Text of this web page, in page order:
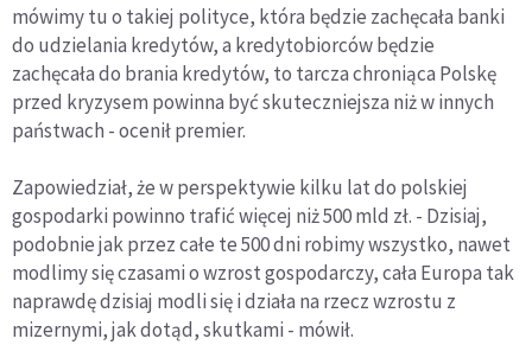
mówimy tu o takiej polityce, która będzie zachęcała banki
do udzielania kredytów, a kredytobiorców będzie
zachęcała do brania kredytów, to tarcza chroniąca Polskę
przed kryzysem powinna być skuteczniejsza niż w innych
państwach - ocenił premier.
Zapowiedział, że w perspektywie kilku lat do polskiej
gospodarki powinno trafić więcej niż 500 mld zł. - Dzisiaj,
podobnie jak przez całe te 500 dni robimy wszystko, nawet
modlimy się czasami o wzrost gospodarczy, cała Europa tak
naprawdę dzisiaj modli się i działa na rzecz wzrostu z
mizernymi, jak dotąd, skutkami - mówił.